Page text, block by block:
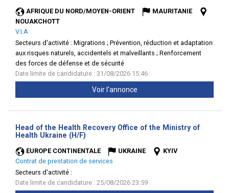
AFRIQUE DU NORD/MOYEN-ORIENT
MAURITANIE
NOUAKCHOTT
V.I.A
Secteurs d'activité : Migrations ; Prévention, réduction et adaptation
aux risques naturels, accidentels et malveillants ; Renforcement
des forces de défense et de sécurité
Date limite de candidature : 31/08/2026 15:46
Voir l'annonce
Head of the Health Recovery Office of the Ministry of
Health Ukraine (H/F)
EUROPE CONTINENTALE UKRAINE
KYIV
Contrat de prestation de services
Secteurs d'activité :
Date limite de candidature : 25/08/2026 23:59